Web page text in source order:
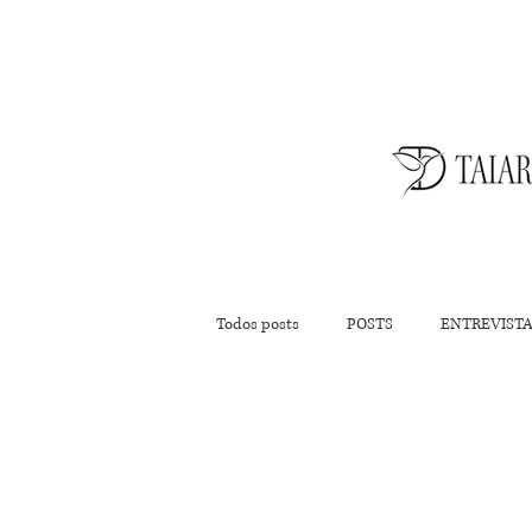
Todos posts POSTS